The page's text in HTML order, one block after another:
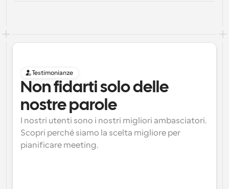
Testimonianze
Non fidarti solo delle
nostre parole
I nostri utenti sono i nostri migliori ambasciatori.
Scopri perché siamo la scelta migliore per
pianificare meeting.